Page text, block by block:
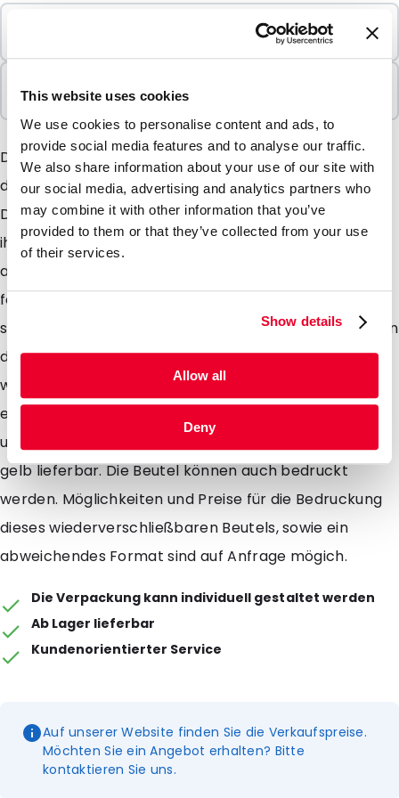
This website uses cookies
We use cookies to personalise content and ads, to
provide social media features and to analyse our traffic.
We also share information about your use of our site with
our social media, advertising and analytics partners who
may combine it with other information that you’ve
provided to them or that they’ve collected from your use
of their services.
Show details
Allow all
Deny
1000 Einheiten
Der farbige Druckverschlussbeutel kennzeichnet sich
durch sein starkes Material und seine Grundfarben.
Durch die verschiedenen Farben der Beutel lässt sich
ihr Inhalt sehr praktisch sortieren und sicher
aufbewahren. Obendrein sind die Beutel
feuchtigkeitsabweisend und einfach zu öffnen und
schließen. Farbige Druckverschlussbeutel verschleiern
durch ihr undurchsichtiges Material den Inhalt
wodurch sie eine suggestive Ladung bekommen. Sie
eignen sich für Inhalte des Briefformates A5 und A4
und sind Standard in den Farben rot, blau, grün und
gelb lieferbar. Die Beutel können auch bedruckt
werden. Möglichkeiten und Preise für die Bedruckung
dieses wiederverschließbaren Beutels, sowie ein
abweichendes Format sind auf Anfrage mögich.
Die Verpackung kann individuell gestaltet werden
Ab Lager lieferbar
Kundenorientierter Service
Auf unserer Website finden Sie die Verkaufspreise.
Möchten Sie ein Angebot erhalten? Bitte
kontaktieren Sie uns.